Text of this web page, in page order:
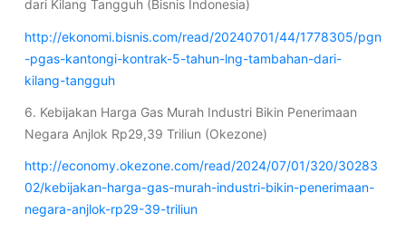
dari Kilang Tangguh (Bisnis Indonesia)
http://ekonomi.bisnis.com/read/20240701/44/1778305/pgn
-pgas-kantongi-kontrak-5-tahun-lng-tambahan-dari-
kilang-tangguh
6. Kebijakan Harga Gas Murah Industri Bikin Penerimaan
Negara Anjlok Rp29,39 Triliun (Okezone)
http://economy.okezone.com/read/2024/07/01/320/30283
02/kebijakan-harga-gas-murah-industri-bikin-penerimaan-
negara-anjlok-rp29-39-triliun